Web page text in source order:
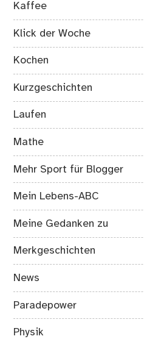
Kaffee
Klick der Woche
Kochen
Kurzgeschichten
Laufen
Mathe
Mehr Sport für Blogger
Mein Lebens-ABC
Meine Gedanken zu
Merkgeschichten
News
Paradepower
Physik